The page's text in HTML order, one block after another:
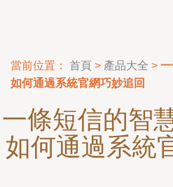
當前位置： 首頁 > 產品大全 >
如何通過系統官網巧妙追回
一條短信的智
如何通過系統